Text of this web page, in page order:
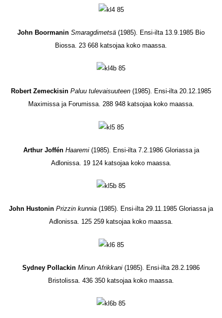
John Boormanin Smaragdimetsä (1985). Ensi-ilta 13.9.1985 Bio
Biossa. 23 668 katsojaa koko maassa.
Robert Zemeckisin Paluu tulevaisuuteen (1985). Ensi-ilta 20.12.1985
Maximissa ja Forumissa. 288 948 katsojaa koko maassa.
Arthur Joffén Haaremi(1985). Ensi-ilta 7.2.1986 Gloriassa ja
Adlonissa. 19 124 katsojaa koko maassa.
John Hustonin Prizzin kunnia (1985). Ensi-ilta 29.11.1985 Gloriassa ja
Adlonissa. 125 259 katsojaa koko maassa.
Sydney Pollackin Minun Afrikkani (1985). Ensi-ilta 28.2.1986
Bristolissa. 436 350 katsojaa koko maassa.